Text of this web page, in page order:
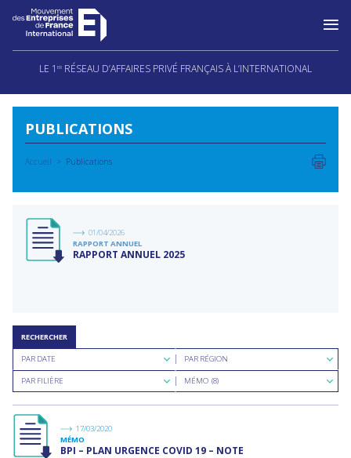
Aller
LE 1 ER RÉSEAU D’AFFAIRES PRIVÉ FRANÇAIS À L’INTERNATIONAL
PUBLICATIONS
Accueil Publications
01/04/2026
RAPPORT ANNUEL
RAPPORT ANNUEL 2025
RECHERCHER
Rechercher
par
date
PAR DATE
Rechercher
par
région
PAR RÉGION
Rechercher
parPAR FILIÈRE
Rechercher
parMÉMO (8)
17/03/2020
MÉMO
BPI – PLAN URGENCE COVID 19 – NOTE